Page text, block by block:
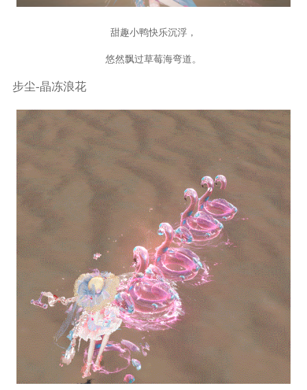
甜趣小鸭快乐沉浮，
悠然飘过草莓海弯道。
步尘-晶冻浪花